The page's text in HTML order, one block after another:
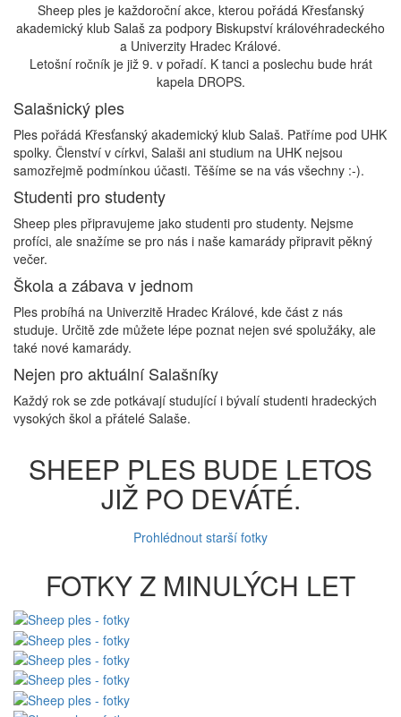
Sheep ples je každoroční akce, kterou pořádá Křesťanský
akademický klub Salaš za podpory Biskupství královéhradeckého
a Univerzity Hradec Králové.
Letošní ročník je již 9. v pořadí. K tanci a poslechu bude hrát
kapela DROPS.
Salašnický ples
Ples pořádá Křesťanský akademický klub Salaš. Patříme pod UHK
spolky. Členství v církvi, Salaši ani studium na UHK nejsou
samozřejmě podmínkou účasti. Těšíme se na vás všechny :-).
Studenti pro studenty
Sheep ples připravujeme jako studenti pro studenty. Nejsme
profíci, ale snažíme se pro nás i naše kamarády připravit pěkný
večer.
Škola a zábava v jednom
Ples probíhá na Univerzitě Hradec Králové, kde část z nás
studuje. Určitě zde můžete lépe poznat nejen své spolužáky, ale
také nové kamarády.
Nejen pro aktuální Salašníky
Každý rok se zde potkávají studující i bývalí studenti hradeckých
vysokých škol a přátelé Salaše.
SHEEP PLES BUDE LETOS
JIŽ PO DEVÁTÉ.
Prohlédnout starší fotky
FOTKY Z MINULÝCH LET